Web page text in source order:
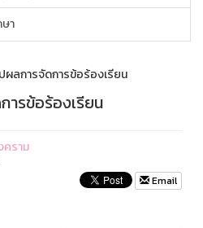
า
ผลการจัดการข้อร้องเรียน
ารข้อร้องเรียน
คราม
Email